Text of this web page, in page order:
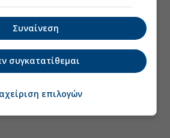
Συναίνεση
συγκατατίθεμαι
επιλογών